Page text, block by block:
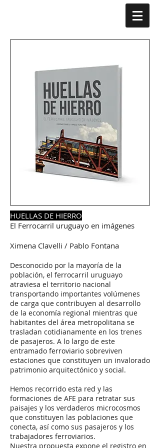
HUELLAS DE HIERRO
El Ferrocarril uruguayo en imágenes
Ximena Clavelli / Pablo Fontana
Desconocido por la mayoría de la
población, el ferrocarril uruguayo
atraviesa el territorio nacional
transportando importantes volúmenes
de carga que contribuyen al desarrollo
de la economía regional mientras que
habitantes del área metropolitana se
trasladan cotidianamente en los trenes
de pasajeros. A lo largo de este
entramado ferroviario sobreviven
estaciones que constituyen un invalorado
patrimonio arquitectónico y social.
Hemos recorrido esta red y las
formaciones de AFE para retratar sus
paisajes y los verdaderos microcosmos
que constituyen las poblaciones que
conecta, así como sus pasajeros y los
trabajadores ferroviarios.
Nuestra propuesta expone el registro en